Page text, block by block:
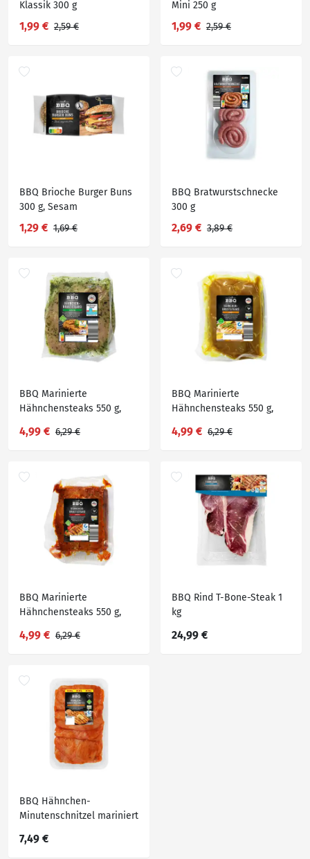
Klassik 300 g
1,99 € 2,59 €
Mini 250 g
1,99 € 2,59 €
BBQ Brioche Burger Buns
300 g, Sesam
1,29 € 1,69 €
BBQ Bratwurstschnecke
300 g
2,69 € 3,89 €
BBQ Marinierte
Hähnchensteaks 550 g,
4,99 € 6,29 €
BBQ Marinierte
Hähnchensteaks 550 g,
4,99 € 6,29 €
BBQ Marinierte
Hähnchensteaks 550 g,
4,99 € 6,29 €
BBQ Rind T-Bone-Steak 1
kg
24,99 €
BBQ Hähnchen-
Minutenschnitzel mariniert
7,49 €